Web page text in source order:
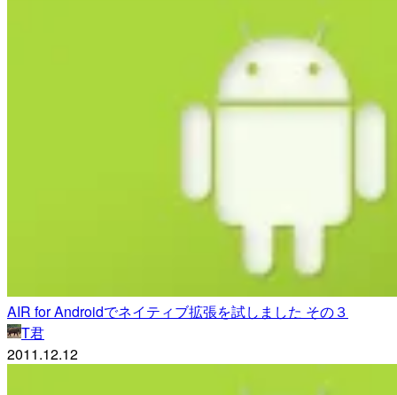
AIR for Androidでネイティブ拡張を試しました その３
T君
2011.12.12